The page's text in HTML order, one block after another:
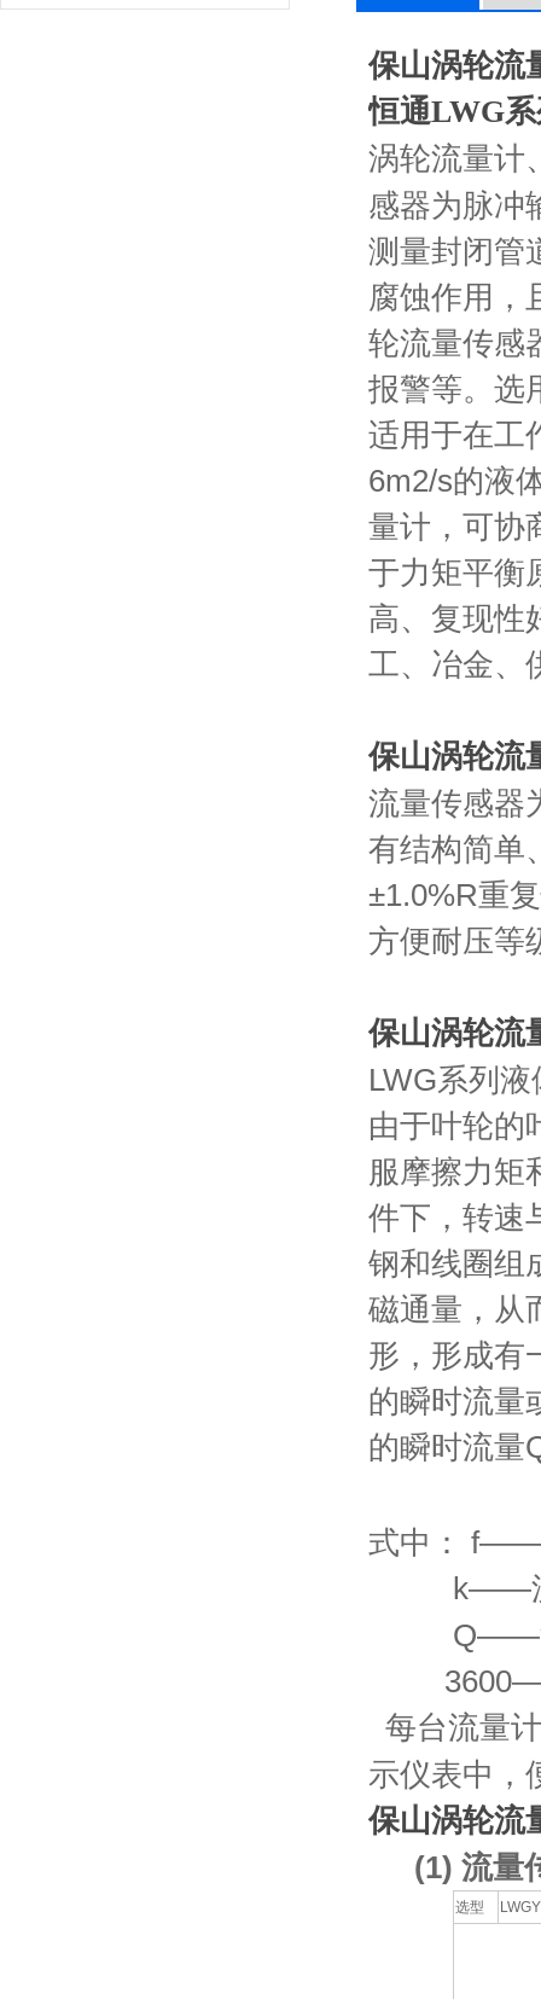
保山涡轮流
恒通LWG
涡轮流量计
感器为脉冲
测量封闭管
腐蚀作用，
轮流量传感
报警等。选
适用于在工
6m2/s的液
量计，可协
于力矩平衡
高、复现性
工、冶金、
保山涡轮流
流量传感器
有结构简单
±1.0%R重
方便耐压等
保山涡轮流
LWG系列
由于叶轮的
服摩擦力矩
件下，转速
钢和线圈组
磁通量，从
形，形成有
的瞬时流量
的瞬时流量
式中： f——
k——流量
Q——流体
3600——
每台流量
示仪表中，
保山涡轮流
(1) 流量
选型 LWGY